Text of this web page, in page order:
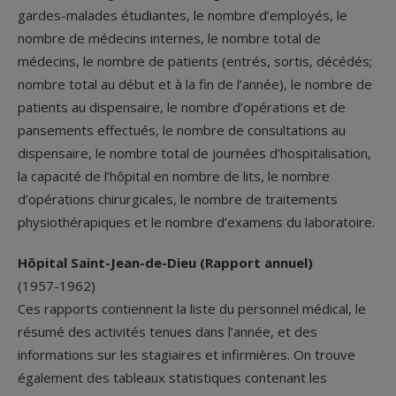
gardes-malades étudiantes, le nombre d’employés, le
nombre de médecins internes, le nombre total de
médecins, le nombre de patients (entrés, sortis, décédés;
nombre total au début et à la fin de l’année), le nombre de
patients au dispensaire, le nombre d’opérations et de
pansements effectués, le nombre de consultations au
dispensaire, le nombre total de journées d’hospitalisation,
la capacité de l’hôpital en nombre de lits, le nombre
d’opérations chirurgicales, le nombre de traitements
physiothérapiques et le nombre d’examens du laboratoire.
Hôpital Saint-Jean-de-Dieu (Rapport annuel)
(1957-1962)
Ces rapports contiennent la liste du personnel médical, le
résumé des activités tenues dans l’année, et des
informations sur les stagiaires et infirmières. On trouve
également des tableaux statistiques contenant les